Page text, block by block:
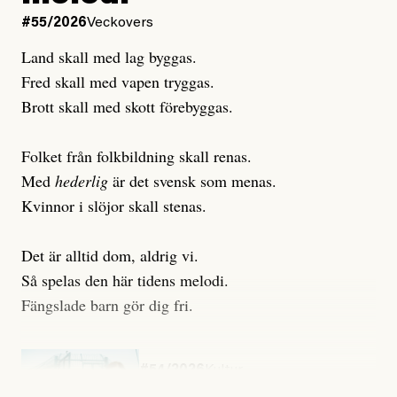
#55/2026Veckovers
Land skall med lag byggas.
Fred skall med vapen tryggas.
Brott skall med skott förebyggas.
Folket från folkbildning skall renas.
Med hederlig är det svensk som menas.
Kvinnor i slöjor skall stenas.
Det är alltid dom, aldrig vi.
Så spelas den här tidens melodi.
Fängslade barn gör dig fri.